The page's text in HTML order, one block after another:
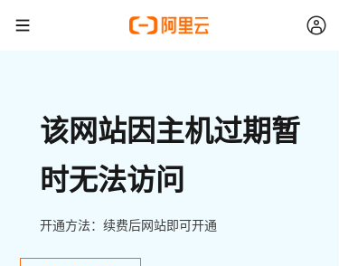
该网站因主机过期暂
时无法访问
开通方法：续费后网站即可开通